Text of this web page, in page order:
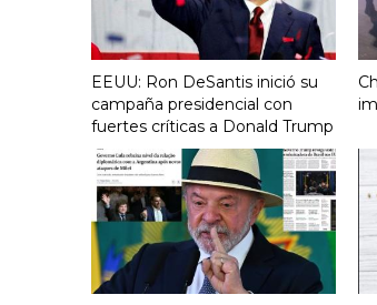
EEUU: Ron DeSantis inició su
campaña presidencial con
fuertes críticas a Donald Trump